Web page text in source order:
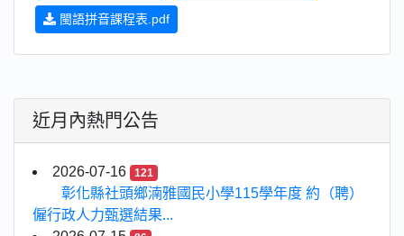
閩語拼音課程表.pdf
近月內熱門公告
2026-07-16 121
彰化縣社頭鄉湳雅國民小學115學年度 約（聘）
僱行政人力甄選結果...